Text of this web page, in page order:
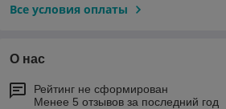
Все условия оплаты
О нас
Рейтинг не сформирован
Менее 5 отзывов за последний год